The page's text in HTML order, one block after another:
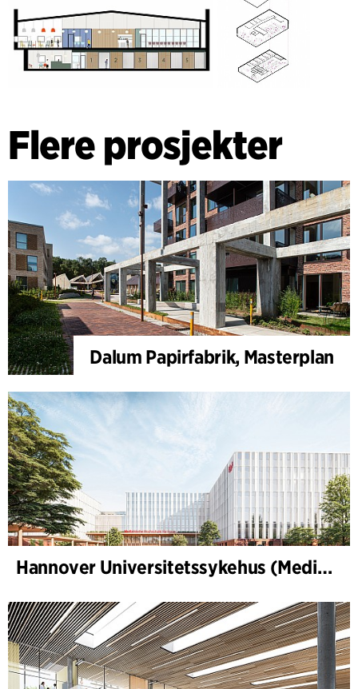
Flere prosjekter
Dalum Papirfabrik, Masterplan
Hannover Universitetssykehus (Medizinische Hochschule Hannover, MHH)